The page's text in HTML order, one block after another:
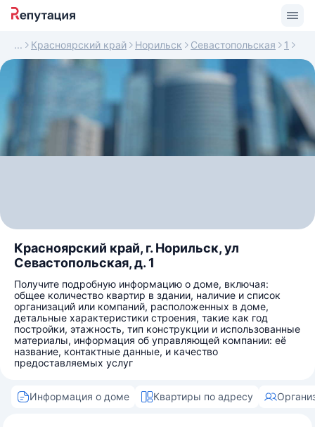
Красноярский край Норильск Севастопольская 1
Красноярский край, г. Норильск, ул
Севастопольская, д. 1
Получите подробную информацию о доме, включая:
общее количество квартир в здании, наличие и список
организаций или компаний, расположенных в доме,
детальные характеристики строения, такие как год
постройки, этажность, тип конструкции и использованные
материалы, информация об управляющей компании: её
название, контактные данные, и качество
предоставляемых услуг
Информация о доме Квартиры по адресу